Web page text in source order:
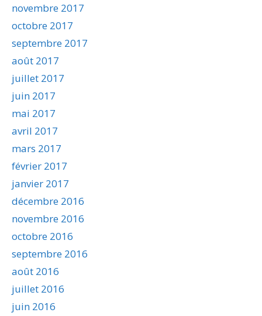
novembre 2017
octobre 2017
septembre 2017
août 2017
juillet 2017
juin 2017
mai 2017
avril 2017
mars 2017
février 2017
janvier 2017
décembre 2016
novembre 2016
octobre 2016
septembre 2016
août 2016
juillet 2016
juin 2016